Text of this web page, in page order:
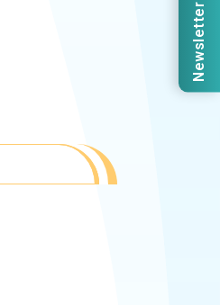
Newsletter